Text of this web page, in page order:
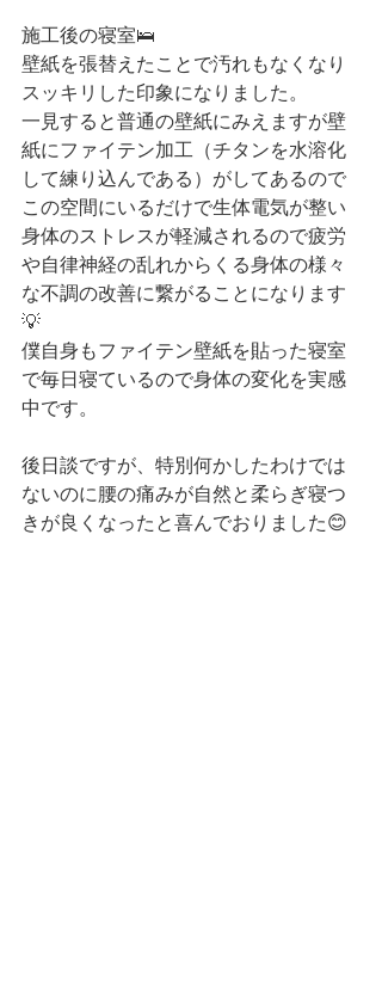
施工後の寝室🛌
壁紙を張替えたことで汚れもなくなり
スッキリした印象になりました。
一見すると普通の壁紙にみえますが壁
紙にファイテン加工（チタンを水溶化
して練り込んである）がしてあるので
この空間にいるだけで生体電気が整い
身体のストレスが軽減されるので疲労
や自律神経の乱れからくる身体の様々
な不調の改善に繋がることになります
💡
僕自身もファイテン壁紙を貼った寝室
で毎日寝ているので身体の変化を実感
中です。
後日談ですが、特別何かしたわけでは
ないのに腰の痛みが自然と柔らぎ寝つ
きが良くなったと喜んでおりました😊